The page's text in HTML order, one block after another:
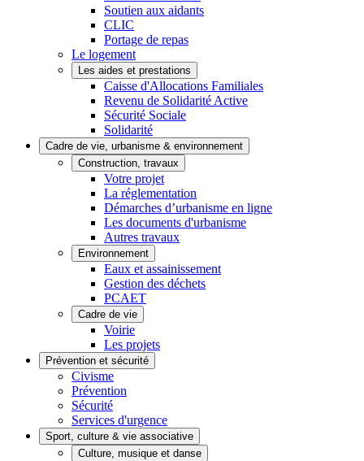
Soutien aux aidants
CLIC
Portage de repas
Le logement
Les aides et prestations
Caisse d'Allocations Familiales
Revenu de Solidarité Active
Sécurité Sociale
Solidarité
Cadre de vie, urbanisme & environnement
Construction, travaux
Votre projet
La réglementation
Démarches d’urbanisme en ligne
Les documents d'urbanisme
Autres travaux
Environnement
Eaux et assainissement
Gestion des déchets
PCAET
Cadre de vie
Voirie
Les projets
Prévention et sécurité
Civisme
Prévention
Sécurité
Services d'urgence
Sport, culture & vie associative
Culture, musique et danse